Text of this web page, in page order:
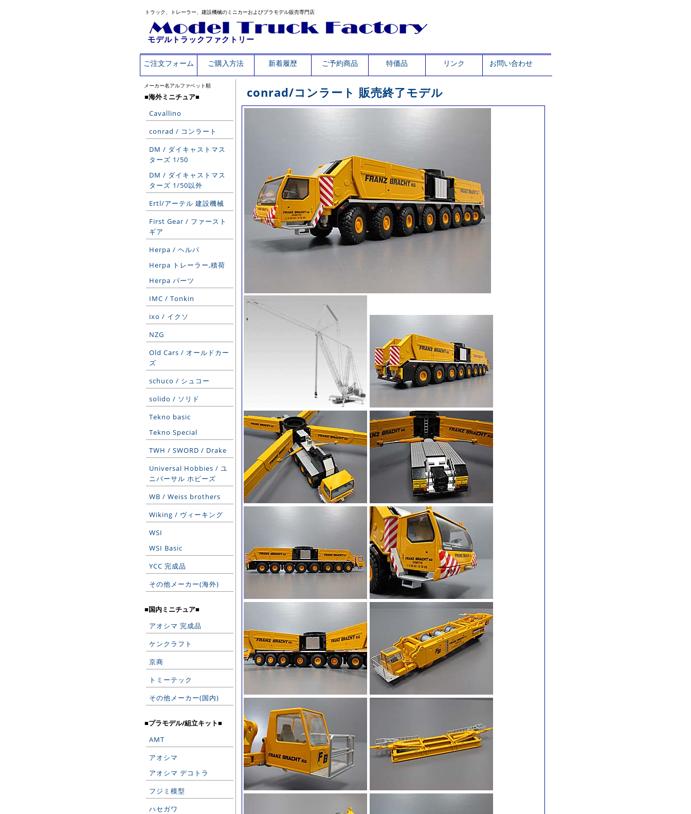
トラック、トレーラー、建設機械のミニカーおよびプラモデル販売専門店
モデルトラックファクトリー
ご注文フォーム ご購入方法 新着履歴 ご予約商品 特価品 リンク お問い合わせ
メーカー名アルファベット順
■海外ミニチュア■
Cavallino
conrad / コンラート
DM / ダイキャストマス
ターズ 1/50
DM / ダイキャストマス
ターズ 1/50以外
Ertl/アーテル 建設機械
First Gear / ファースト
ギア
Herpa / ヘルパ
Herpa トレーラー,積荷
Herpa パーツ
IMC / Tonkin
ixo / イクソ
NZG
Old Cars / オールドカー
ズ
schuco / シュコー
solido / ソリド
Tekno basic
Tekno Special
TWH / SWORD / Drake
Universal Hobbies / ユ
ニバーサル ホビーズ
WB / Weiss brothers
Wiking / ヴィーキング
WSI
WSI Basic
YCC 完成品
その他メーカー(海外)
■国内ミニチュア■
アオシマ 完成品
ケンクラフト
京商
トミーテック
その他メーカー(国内)
■プラモデル/組立キット■
AMT
アオシマ
アオシマ デコトラ
フジミ模型
ハセガワ
conrad/コンラート 販売終了モデル